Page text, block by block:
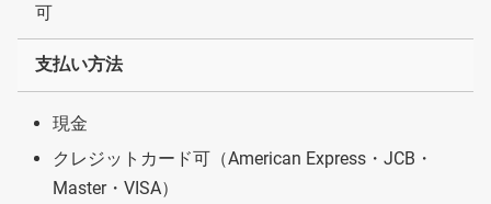
可
支払い方法
現金
クレジットカード可（American Express・JCB・
Master・VISA）